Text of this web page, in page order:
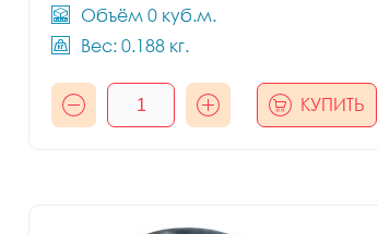
Объём 0 куб.м.
Вес: 0.188 кг.
КУПИТЬ